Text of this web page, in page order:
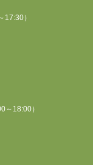
）
～18:00）